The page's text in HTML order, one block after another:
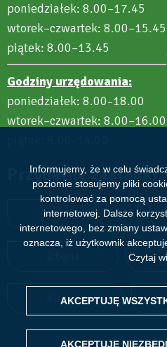
Informujemy, że w celu
poziomie stosujemy pliki
kontrolować za pomocą
internetowej. Dalsze
internetowego, bez zmiany
oznacza, iż użytkownik
Czytaj
AKCEPTUJĘ
AKCEPTUJĘ
poniedziałek: 8.00–17.45
wtorek–czwartek: 8.00–15.45
piątek: 8.00–13.45
Godziny urzędowania:
poniedziałek: 8.00–18.00
wtorek–czwartek: 8.00–16.00
Przydatne zakładki
Aktualności
Kultura